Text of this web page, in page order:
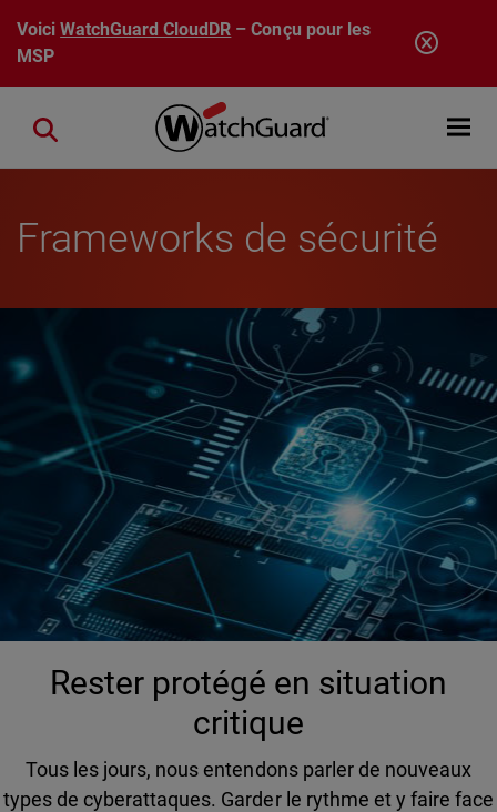
Aller au contenu principal
VoiciWatchGuard CloudDR – Conçu pour les
MSP
Open
Close search
Frameworks de sécurité
Rester protégé en situation
critique
Tous les jours, nous entendons parler de nouveaux
types de cyberattaques. Garder le rythme et y faire face